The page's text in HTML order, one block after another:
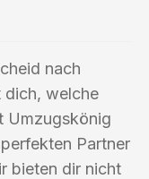
nach
dich, welche
Umzugskönig
Partner
bieten dir nicht